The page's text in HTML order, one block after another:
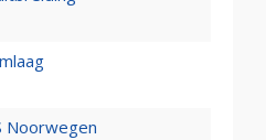
Noorwegen